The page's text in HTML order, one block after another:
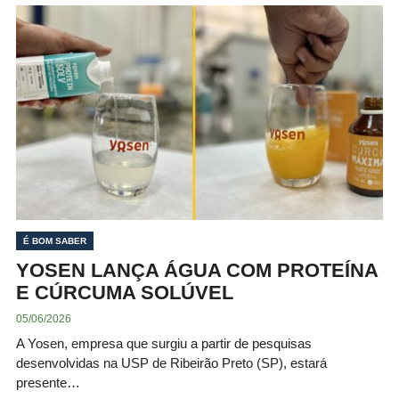
É BOM SABER
YOSEN LANÇA ÁGUA COM PROTEÍNA
E CÚRCUMA SOLÚVEL
05/06/2026
A Yosen, empresa que surgiu a partir de pesquisas
desenvolvidas na USP de Ribeirão Preto (SP), estará
presente…